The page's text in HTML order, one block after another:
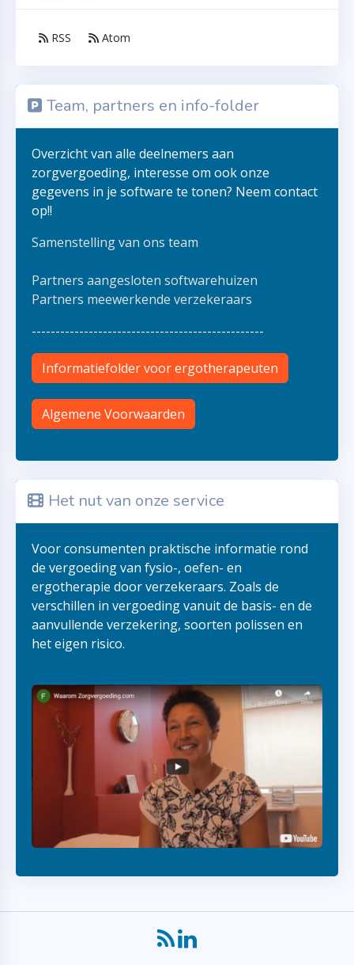
RSS Atom
Team, partners en info-folder
Overzicht van alle deelnemers aan
zorgvergoeding, interesse om ook onze
gegevens in je software te tonen? Neem contact
op!!
Samenstelling van ons team
Partners aangesloten softwarehuizen
Partners meewerkende verzekeraars
-------------------------------------------------
Informatiefolder voor ergotherapeuten
Algemene Voorwaarden
Het nut van onze service
Voor consumenten praktische informatie rond
de vergoeding van fysio-, oefen- en
ergotherapie door verzekeraars. Zoals de
verschillen in vergoeding vanuit de basis- en de
aanvullende verzekering, soorten polissen en
het eigen risico.